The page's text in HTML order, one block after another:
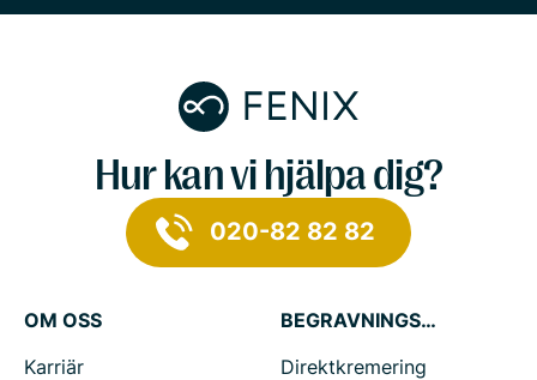
Hur kan vi hjälpa dig?
020-82 82 82
OM OSS
Karriär
BEGRAVNINGSTJÄNSTER
Direktkremering